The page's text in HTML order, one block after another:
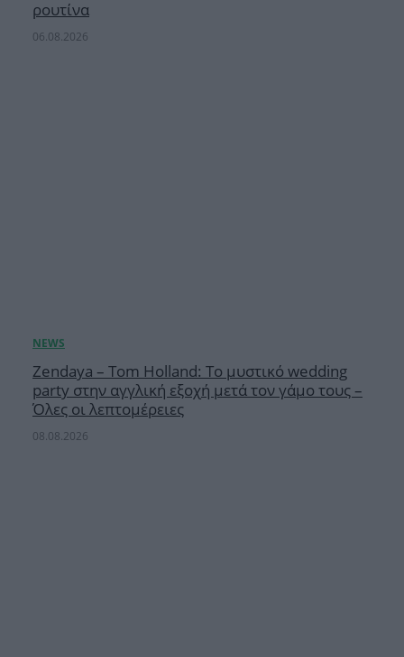
ρουτίνα
06.08.2026
Zendaya – Tom Holland: Το μυστικό wedding
party στην αγγλική εξοχή μετά τον γάμο τους –
Όλες οι λεπτομέρειες
08.08.2026